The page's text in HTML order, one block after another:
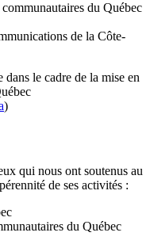
du Québec
de la Côte-
le cadre de la mise en
)
qui nous ont soutenus au
de ses activités :
du Québec